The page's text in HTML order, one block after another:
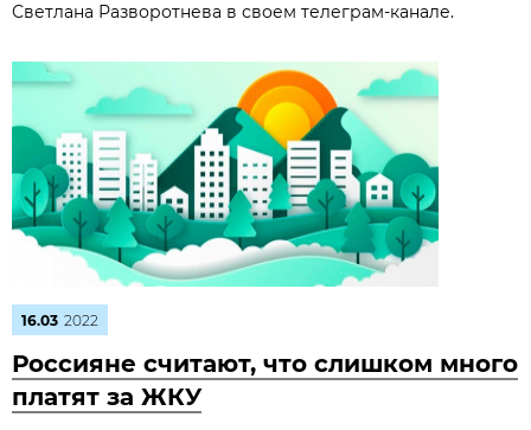
Светлана Разворотнева в своем телеграм-канале.
16.03 2022
Россияне считают, что слишком много
платят за ЖКУ